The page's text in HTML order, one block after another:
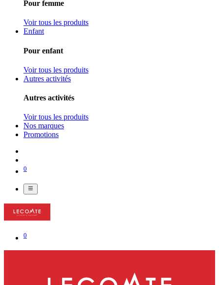
Pour femme
Voir tous les produits
Enfant
Pour enfant
Voir tous les produits
Autres activités
Autres activités
Voir tous les produits
Nos marques
Promotions
0
0